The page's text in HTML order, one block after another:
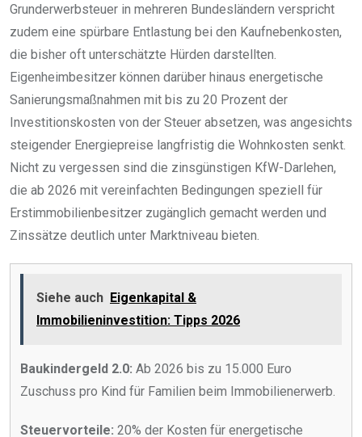
Grunderwerbsteuer in mehreren Bundesländern verspricht
zudem eine spürbare Entlastung bei den Kaufnebenkosten,
die bisher oft unterschätzte Hürden darstellten.
Eigenheimbesitzer können darüber hinaus energetische
Sanierungsmaßnahmen mit bis zu 20 Prozent der
Investitionskosten von der Steuer absetzen, was angesichts
steigender Energiepreise langfristig die Wohnkosten senkt.
Nicht zu vergessen sind die zinsgünstigen KfW-Darlehen,
die ab 2026 mit vereinfachten Bedingungen speziell für
Erstimmobilienbesitzer zugänglich gemacht werden und
Zinssätze deutlich unter Marktniveau bieten.
Siehe auch Eigenkapital &
Immobilieninvestition: Tipps 2026
Baukindergeld 2.0: Ab 2026 bis zu 15.000 Euro
Zuschuss pro Kind für Familien beim Immobilienerwerb.
Steuervorteile: 20% der Kosten für energetische